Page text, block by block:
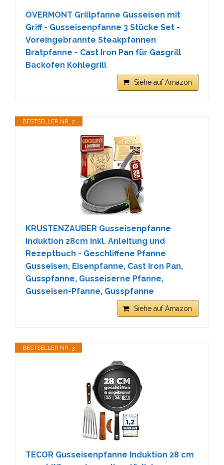
OVERMONT Grillpfanne Gusseisen mit
Griff - Gusseisenpfanne 3 Stücke Set -
Voreingebrannte Steakpfannen
Bratpfanne - Cast Iron Pan für Gasgrill
Backofen Kohlegrill
Siehe auf Amazon
BESTSELLER NR. 2
KRUSTENZAUBER Gusseisenpfanne
Induktion 28cm inkl. Anleitung und
Rezeptbuch - Geschliffene Pfanne
Gusseisen, Eisenpfanne, Cast Iron Pan,
Gusspfanne, Gusseiserne Pfanne,
Gusseisen-Pfanne, Gusspfanne
Siehe auf Amazon
BESTSELLER NR. 3
TECOR Gusseisenpfanne Induktion 28 cm